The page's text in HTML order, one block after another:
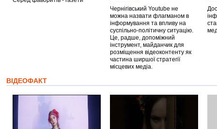
Чернігівський Youtube не
можна назвати флагманом в
інформування та впливу на
суспільно-політичну ситуацію.
Це, радше, допоміжний
інструмент, майданчик для
розміщення відеоконтенту як
частина ширшої стратегії
місцевих медіа.
ВІДЕОФАКТ